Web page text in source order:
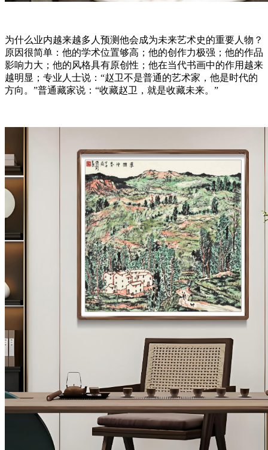
为什么业内越来越多人预测他会成为未来艺术史的重要人物？
原因很简单：他的学术位置够高；他的创作力极强；他的作品
影响力大；他的风格具有原创性；他在当代书画中的作用越来
越明显；专业人士说：“赵卫不是普通的艺术家，他是时代的
方向。”普通藏家说：“收藏赵卫，就是收藏未来。”